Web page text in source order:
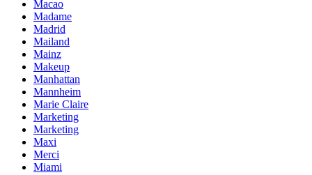
Macao
Madame
Madrid
Mailand
Mainz
Makeup
Manhattan
Mannheim
Marie Claire
Marketing
Marketing
Maxi
Merci
Miami